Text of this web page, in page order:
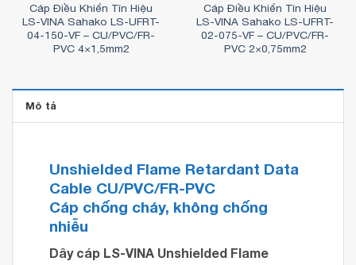
Cáp Điều Khiển Tín Hiệu
LS-VINA Sahako LS-UFRT-
04-150-VF – CU/PVC/FR-
PVC 4×1,5mm2
Cáp Điều Khiển Tín Hiệu
LS-VINA Sahako LS-UFRT-
02-075-VF – CU/PVC/FR-
PVC 2×0,75mm2
Mô tả
Unshielded Flame Retardant Data
Cable CU/PVC/FR-PVC
Cáp chống cháy, không chống
nhiễu
Dây cáp LS-VINA Unshielded Flame